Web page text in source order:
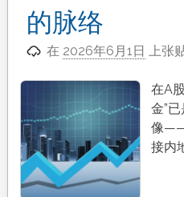
的脉络
在 2026年6月1日 上张
在A
金”
像
接内